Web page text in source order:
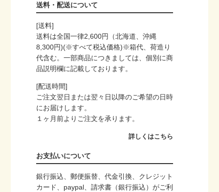
送料・配送について
[送料]
送料は全国一律2,600円（北海道、沖縄
8,300円)(※すべて税込価格)※箱代、荷造り
代含む。一部商品につきましては、個別に商
品説明欄に記載しております。
[配送時間]
ご注文翌日または翌々日以降のご希望の日時
にお届けします。
１ヶ月前よりご注文を承ります。
詳しくはこちら
お支払いについて
銀行振込、郵便振替、代金引換、クレジット
カード、paypal、請求書（銀行振込）がご利